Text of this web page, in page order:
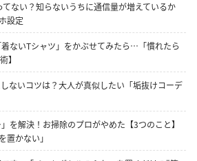
てない？知らないうちに通信量が増えているか
設定
ないTシャツ」をかぶせてみたら…「慣れたら
】
ないコツは？大人が真似したい「垢抜けコーデ
を解決！お掃除のプロがやめた【3つのこと】
置かない」